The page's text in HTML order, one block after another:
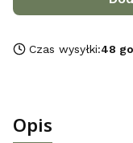
Czas wysyłki:48
Opis